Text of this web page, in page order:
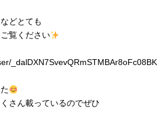
どとても
覧ください
さん載っているのでぜひ